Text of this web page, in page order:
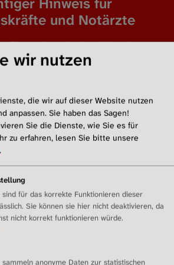
Hinweis für
und Notärzte
besteht das Risiko einer
und nicht-invasive O2-Zufuhr
werden. Hohe Spitzendrücke
werden.
wir nutzen
die wir auf dieser Website nutzen
anpassen. Sie haben das Sagen!
Sie die Dienste, wie Sie es für
zu erfahren, lesen Sie bitte unsere
.
sind für das korrekte Funktionieren dieser
Sie können sie hier nicht deaktivieren, da
nicht korrekt funktionieren würde.
sammeln anonyme Daten zur statistischen